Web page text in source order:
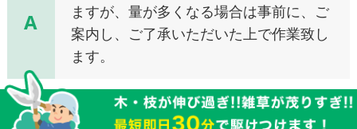
A
ますが、量が多くなる場合は事前に、ご
案内し、ご了承いただいた上で作業致し
ます。